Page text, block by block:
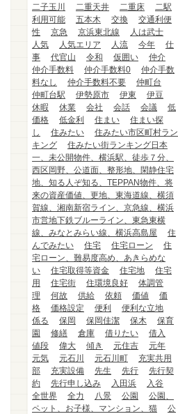
二子玉川
二重天井 二重床
二駅
利用可能
五本木 交換
交通利便
性
京急 京浜東北線
人は武士
人気
人気エリア 人流 今年
仕
事
代官山 令和 仮囲い
仲介
仲介手数料
仲介手数料0
仲介手数
料なし
仲介手数料不要
仲町台
仲町台駅
伊勢原市 伊東
伊豆
休暇
休業 会社 会話 会議
低
価格
低金利 住まい
住まい探
し
住みたい
住みたい市区町村ラン
キング
住みたい街ランキング日本
一、未公開物件、横浜駅、徒歩７分、
西区岡野、公道面、整形地、閑静住宅
地、知る人ぞ知る、TEPPAN物件、将
来の資産価値、更地、東海道線、横須
賀線、湘南新宿ライン、京急線、横浜
市営地下鉄ブルーライン、東急東横
線、みなとみらい線、横浜高島屋
住
んでみたい
住宅 住宅ローン
住
宅ローン、難易度高め、あきらめな
い
住宅取得等資金 住宅地
住宅
用
住宅街 住環境良好
体調管
理
何故 供給 依頼 価値
価
格
価格設定 便利
便利な立地
係る
保岡 保岡佳潔 保木
保育
園
修繕 倉庫 借りたい
借入
値段
偉大 傾き 元住吉
元年
元気
元石川 元石川町
充実共用
部
充実設備 先生 先行
先行契
約
先行申し込み 入田浜
入谷
全世界
全力 八景 公園
公園、
ペット、お子様、マンション、猫
公